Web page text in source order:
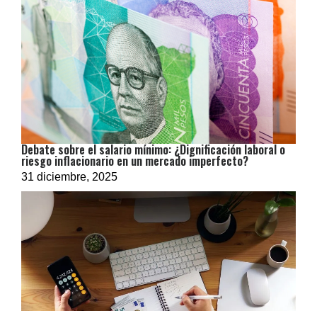
Debate sobre el salario mínimo: ¿Dignificación laboral o
riesgo inflacionario en un mercado imperfecto?
31 diciembre, 2025